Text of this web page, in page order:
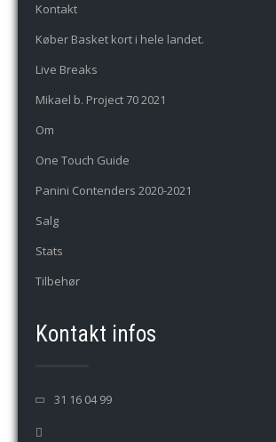
Kontakt
Køber Basket kort i hele landet.
Live Breaks
Mikael b. Project 70 2021
Om
One Touch Guide
Panini Contenders 2020-2021
Salg
Stats
Tilbehør
Kontakt infos
31 16 04 99